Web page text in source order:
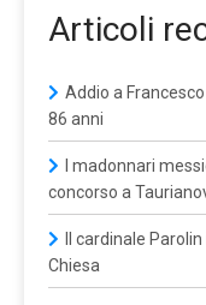
Articoli
Addio a
86 anni
I madonnari
concorso a
Il cardinale
Chiesa